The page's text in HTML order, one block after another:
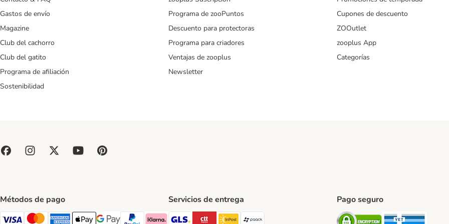
Gastos de envío
Magazine
Club del cachorro
Club del gatito
Programa de afiliación
Sostenibilidad
Programa de zooPuntos
Descuento para protectoras
Programa para criadores
Ventajas de zooplus
Newsletter
Cupones de descuento
ZOOutlet
zooplus App
Categorías
Métodos de pago Servicios de entrega
GLS Shipping Method
CTTExpress Shipping Method
InPost Shipping Method
paack Shipping Method
Pago seguro
Security